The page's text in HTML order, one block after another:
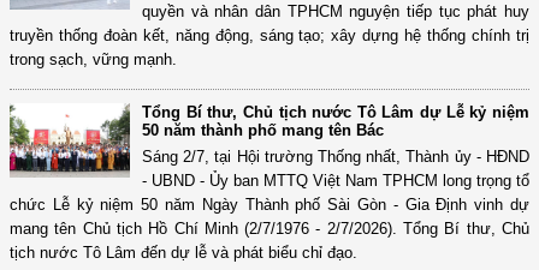
quyền và nhân dân TPHCM nguyện tiếp tục phát huy
truyền thống đoàn kết, năng động, sáng tạo; xây dựng hệ thống chính trị
trong sạch, vững mạnh.
Tổng Bí thư, Chủ tịch nước Tô Lâm dự Lễ kỷ niệm
50 năm thành phố mang tên Bác
Sáng 2/7, tại Hội trường Thống nhất, Thành ủy - HĐND
- UBND - Ủy ban MTTQ Việt Nam TPHCM long trọng tổ
chức Lễ kỷ niệm 50 năm Ngày Thành phố Sài Gòn - Gia Định vinh dự
mang tên Chủ tịch Hồ Chí Minh (2/7/1976 - 2/7/2026). Tổng Bí thư, Chủ
tịch nước Tô Lâm đến dự lễ và phát biểu chỉ đạo.